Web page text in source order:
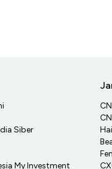
Siber
My Investment